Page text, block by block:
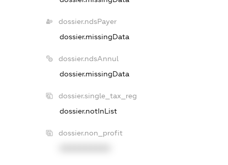
dossier.ndsPayer
dossier.missingData
dossier.ndsAnnul
dossier.missingData
dossier.single_tax_reg
dossier.notInList
dossier.non_profit